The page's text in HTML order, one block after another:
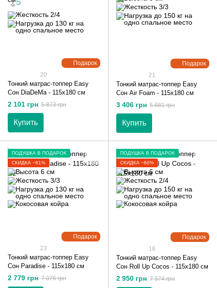
Подарок
20
Тонкий матрас-топпер Easy
Сон DiaDeMa - 115х180 см
2 101 грн 5 873 грн
Купить
Подарок
21
Тонкий матрас-топпер Easy
Сон Air Foam - 115х180 см
3 406 грн 5 681 грн
Купить
Подарок
ПОДУШКА В ПОДАРОК
СКИДКА −61%
23
Тонкий матрас-топпер Easy
Сон Paradise - 115х180 см
2 779 грн 7 076 грн
Подарок
ПОДУШКА В ПОДАРОК
СКИДКА −60%
16
Тонкий матрас-топпер Easy
Сон Roll Up Cocos - 115х180 см
2 950 грн 7 374 грн